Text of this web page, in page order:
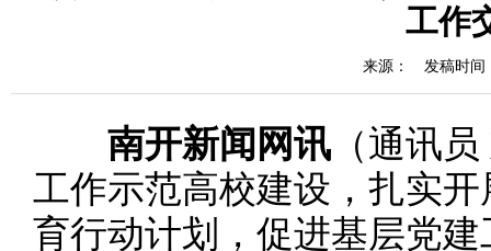
工作
来源： 发稿时间
南开新闻网讯 （通讯
工作示范高校建设，扎实
育行动计划，促进基层党